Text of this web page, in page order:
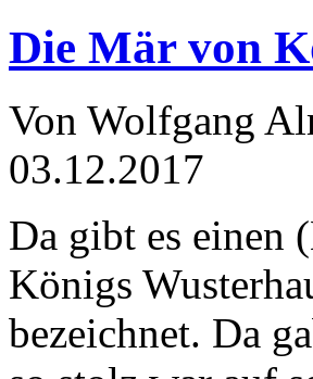
Die Mär von
Von Wolfgang
03.12.2017
Da gibt es einen
Königs
bezeichnet. Da